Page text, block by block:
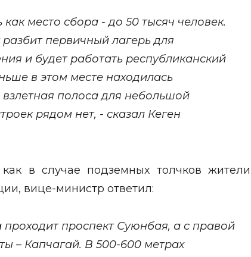
место сбора - до 50 тысяч человек.
разбит первичный лагерь для
и будет работать республиканский
в этом месте находилась
взлетная полоса для небольшой
рядом нет, - сказал Кеген
в случае подземных толчков жители
вице-министр ответил:
проходит проспект Суюнбая, а с правой
– Капчагай. В 500-600 метрах